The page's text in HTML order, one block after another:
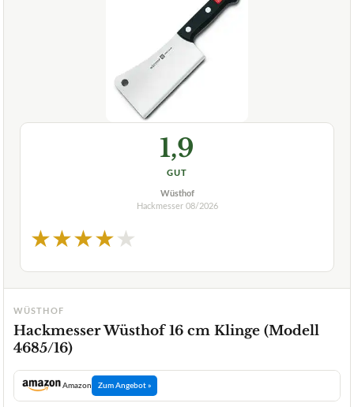
1,9
GUT
Wüsthof
Hackmesser 08/2026
★★★★★
WÜSTHOF
Hackmesser Wüsthof 16 cm Klinge (Modell
4685/16)
Amazon Zum Angebot »